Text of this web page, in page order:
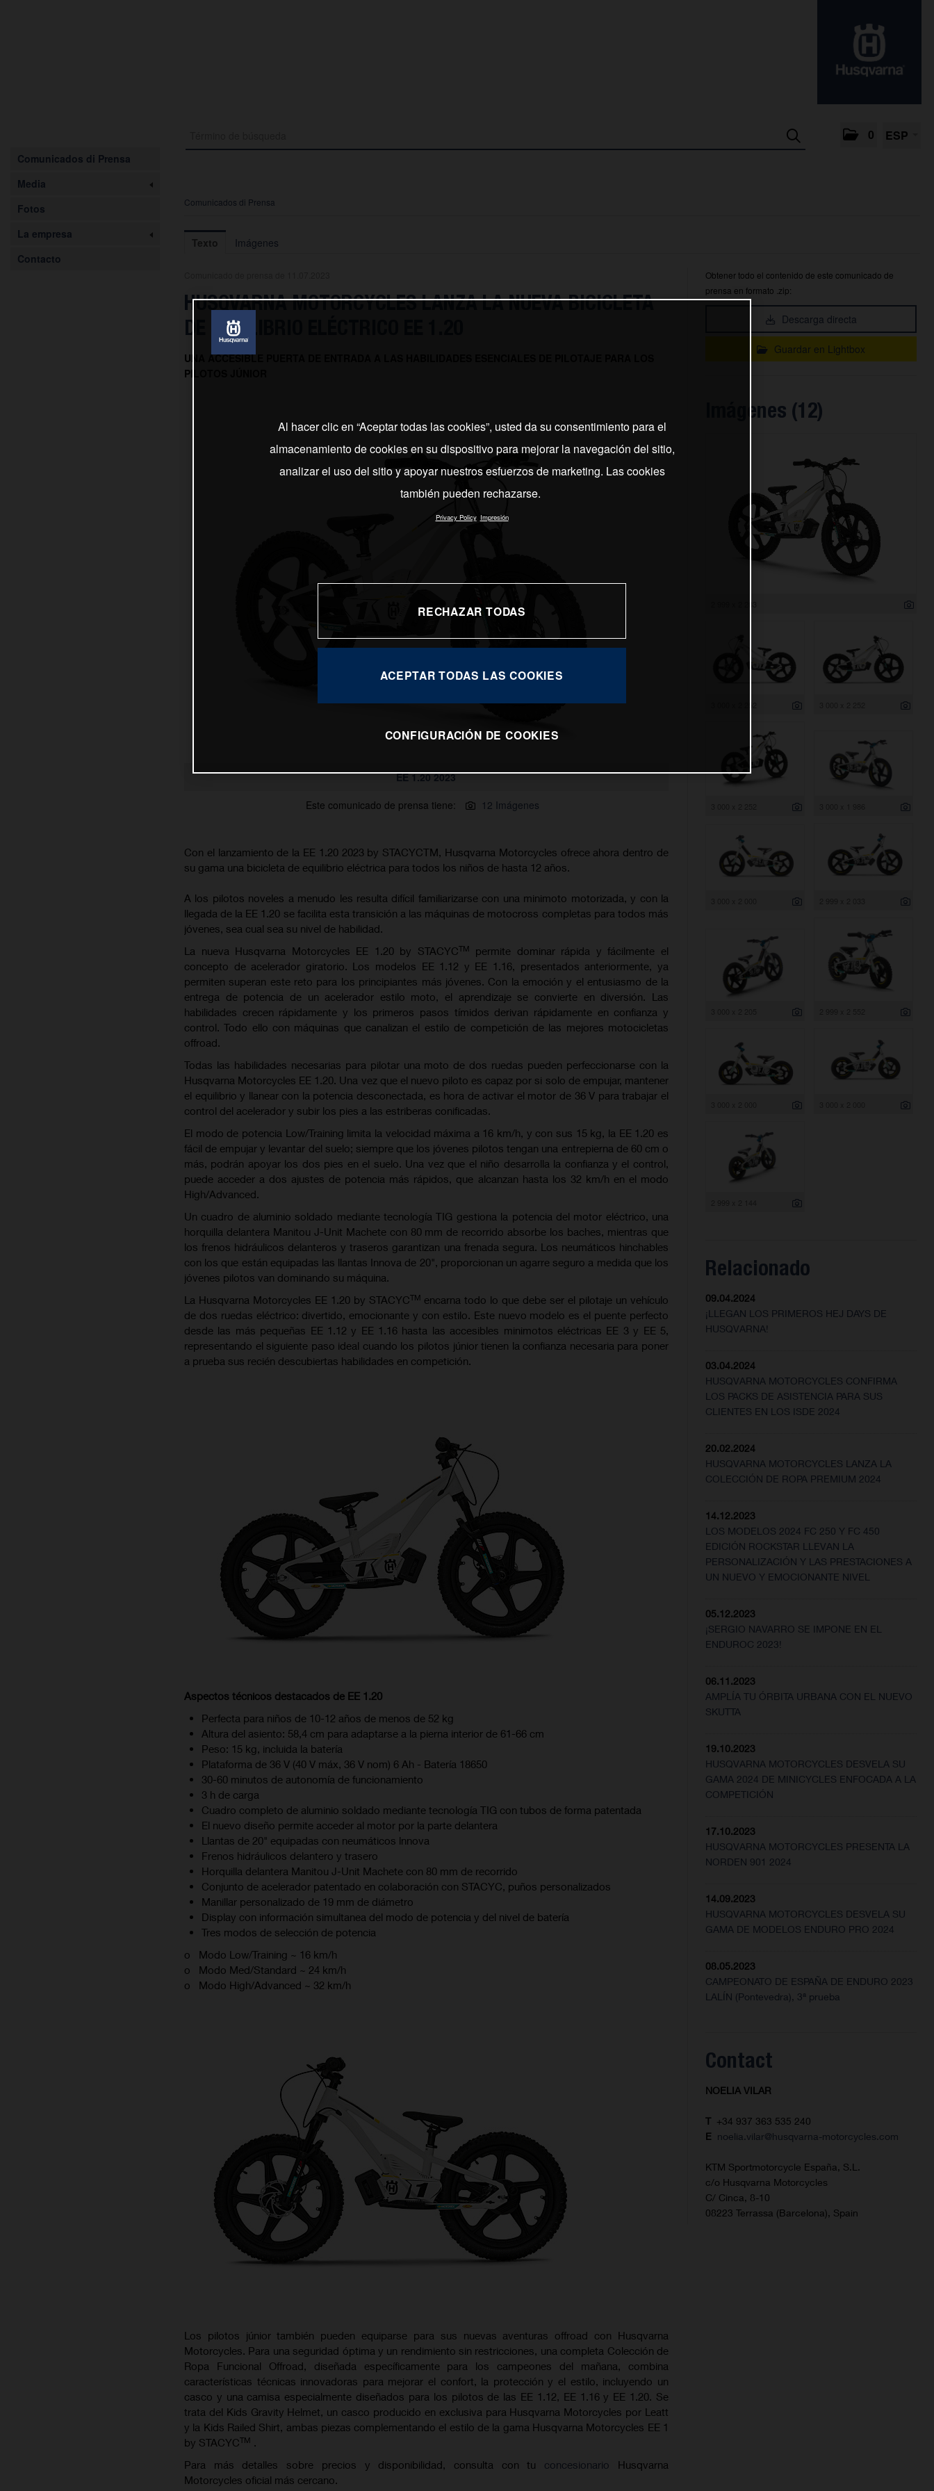
0 ESP
Comunicados di Prensa
Media
Fotos
La empresa
Contacto
Comunicados di Prensa
Texto Imágenes
HUSQVARNA MOTORCYCLES LANZA LA NUEVA BICICLETA
DE EQUILIBRIO ELÉCTRICO EE 1.20
UNA ACCESIBLE PUERTA DE ENTRADA A LAS HABILIDADES ESENCIALES DE PILOTAJE PARA LOS
PILOTOS JÚNIOR
EE 1.20 2023
Este comunicado de prensa tiene:
12 Imágenes
Con el lanzamiento de la EE 1.20 2023 by STACYCTM, Husqvarna Motorcycles ofrece ahora dentro de
su gama una bicicleta de equilibrio eléctrica para todos los niños de hasta 12 años.
A los pilotos noveles a menudo les resulta difícil familiarizarse con una minimoto motorizada, y con la
llegada de la EE 1.20 se facilita esta transición a las máquinas de motocross completas para todos más
jóvenes, sea cual sea su nivel de habilidad.
La nueva Husqvarna Motorcycles EE 1.20 by STACYCTM
permite dominar rápida y fácilmente el
concepto de acelerador giratorio. Los modelos EE 1.12 y EE 1.16, presentados anteriormente, ya
permiten superan este reto para los principiantes más jóvenes. Con la emoción y el entusiasmo de la
entrega de potencia de un acelerador estilo moto, el aprendizaje se convierte en diversión. Las
habilidades crecen rápidamente y los primeros pasos tímidos derivan rápidamente en confianza y
control. Todo ello con máquinas que canalizan el estilo de competición de las mejores motocicletas
offroad.
Todas las habilidades necesarias para pilotar una moto de dos ruedas pueden perfeccionarse con la
Husqvarna Motorcycles EE 1.20. Una vez que el nuevo piloto es capaz por si solo de empujar, mantener
el equilibrio y llanear con la potencia desconectada, es hora de activar el motor de 36 V para trabajar el
control del acelerador y subir los pies a las estriberas conificadas.
El modo de potencia Low/Training limita la velocidad máxima a 16 km/h, y con sus 15 kg, la EE 1.20 es
fácil de empujar y levantar del suelo; siempre que los jóvenes pilotos tengan una entrepierna de 60 cm o
más, podrán apoyar los dos pies en el suelo. Una vez que el niño desarrolla la confianza y el control,
puede acceder a dos ajustes de potencia más rápidos, que alcanzan hasta los 32 km/h en el modo
High/Advanced.
Un cuadro de aluminio soldado mediante tecnología TIG gestiona la potencia del motor eléctrico, una
horquilla delantera Manitou J-Unit Machete con 80 mm de recorrido absorbe los baches, mientras que
los frenos hidráulicos delanteros y traseros garantizan una frenada segura. Los neumáticos hinchables
con los que están equipadas las llantas Innova de 20", proporcionan un agarre seguro a medida que los
jóvenes pilotos van dominando su máquina.
La Husqvarna Motorcycles EE 1.20 by STACYCTM encarna todo lo que debe ser el pilotaje un vehículo
de dos ruedas eléctrico: divertido, emocionante y con estilo. Este nuevo modelo es el puente perfecto
desde las más pequeñas EE 1.12 y EE 1.16 hasta las accesibles minimotos eléctricas EE 3 y EE 5,
representando el siguiente paso ideal cuando los pilotos júnior tienen la confianza necesaria para poner
a prueba sus recién descubiertas habilidades en competición.
Aspectos técnicos destacados de EE 1.20
Perfecta para niños de 10-12 años de menos de 52 kg
Altura del asiento: 58,4 cm para adaptarse a la pierna interior de 61-66 cm
Peso: 15 kg, incluida la batería
Plataforma de 36 V (40 V máx, 36 V nom) 6 Ah - Batería 18650
30-60 minutos de autonomía de funcionamiento
3 h de carga
Cuadro completo de aluminio soldado mediante tecnología TIG con tubos de forma patentada
El nuevo diseño permite acceder al motor por la parte delantera
Llantas de 20" equipadas con neumáticos lnnova
Frenos hidráulicos delantero y trasero
Horquilla delantera Manitou J-Unit Machete con 80 mm de recorrido
Conjunto de acelerador patentado en colaboración con STACYC, puños personalizados
Manillar personalizado de 19 mm de diámetro
Display con información simultanea del modo de potencia y del nivel de batería
Tres modos de selección de potencia
o Modo Low/Training ~ 16 km/h
o Modo Med/Standard ~ 24 km/h
o Modo High/Advanced ~ 32 km/h
Los pilotos júnior también pueden equiparse para sus nuevas aventuras offroad con Husqvarna
Motorcycles. Para una seguridad óptima y un rendimiento sin restricciones, una completa Colección de
Ropa Funcional Offroad, diseñada específicamente para los campeones del mañana, combina
características técnicas innovadoras para mejorar el confort, la protección y el estilo, incluyendo un
casco y una camisa especialmente diseñados para los pilotos de las EE 1.12, EE 1.16 y EE 1.20. Se
trata del Kids Gravity Helmet, un casco producido en exclusiva para Husqvarna Motorcycles por Leatt
y la Kids Railed Shirt, ambas piezas complementando el estilo de la gama Husqvarna Motorcycles EE 1
by STACYCTM .
Para más detalles sobre precios y disponibilidad, consulta con tu concesionario Husqvarna
Motorcycles oficial más cercano.
Obtener todo el contenido de este comunicado de
prensa en formato .zip:
Descarga directa
Guardar en Lightbox
Imágenes (12)
Relacionado
09.04.2024
¡LLEGAN LOS PRIMEROS HEJ DAYS DE
HUSQVARNA!
03.04.2024
HUSQVARNA MOTORCYCLES CONFIRMA
LOS PACKS DE ASISTENCIA PARA SUS
CLIENTES EN LOS ISDE 2024
20.02.2024
HUSQVARNA MOTORCYCLES LANZA LA
COLECCIÓN DE ROPA PREMIUM 2024
14.12.2023
LOS MODELOS 2024 FC 250 Y FC 450
EDICIÓN ROCKSTAR LLEVAN LA
PERSONALIZACIÓN Y LAS PRESTACIONES A
UN NUEVO Y EMOCIONANTE NIVEL
05.12.2023
¡SERGIO NAVARRO SE IMPONE EN EL
ENDUROC 2023!
06.11.2023
AMPLÍA TU ÓRBITA URBANA CON EL NUEVO
SKUTTA
19.10.2023
HUSQVARNA MOTORCYCLES DESVELA SU
GAMA 2024 DE MINICYCLES ENFOCADA A LA
COMPETICIÓN
17.10.2023
HUSQVARNA MOTORCYCLES PRESENTA LA
NORDEN 901 2024
14.09.2023
HUSQVARNA MOTORCYCLES DESVELA SU
GAMA DE MODELOS ENDURO PRO 2024
08.05.2023
CAMPEONATO DE ESPAÑA DE ENDURO 2023
LALÍN (Pontevedra), 3ª prueba
Contact
NOELIA VILAR
T +34 937 363 535 240
E noelia.vilar@husqvarna-motorcycles.com
KTM Sportmotorcycle España, S.L.
c/o Husqvarna Motorcycles
C/ Cinca, 8-10
08223 Terrassa (Barcelona), Spain
Al hacer clic en “Aceptar todas las cookies”, usted da su consentimiento para el
almacenamiento de cookies en su dispositivo para mejorar la navegación del sitio,
analizar el uso del sitio y apoyar nuestros esfuerzos de marketing. Las cookies
también pueden rechazarse.
Privacy Policy Impresión
RECHAZAR TODAS
ACEPTAR TODAS LAS COOKIES
CONFIGURACIÓN DE COOKIES